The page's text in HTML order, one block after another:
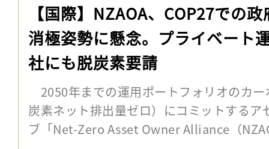
【国際】NZAOA、COP27での
消極姿勢に懸念。プライベート
社にも脱炭素要請
2050年までの運用ポートフォリオのカ
炭素ネット排出量ゼロ）にコミットする
ブ「Net-Zero Asset Owner Alliance（